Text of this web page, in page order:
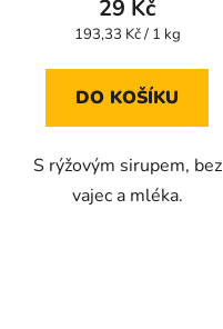
je
z
29 Kč
Měrná
193,33 Kč / 1 kg
DO KOŠÍKU
S rýžovým sirupem, bez
vajec a mléka.